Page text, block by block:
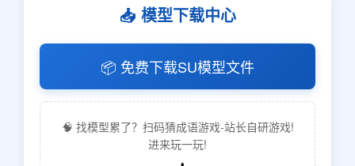
📥 模型下载中心
📦 免费下载SU模型文件
🧠 找模型累了？扫码猜成语游戏-站长自研游戏!
进来玩一玩!